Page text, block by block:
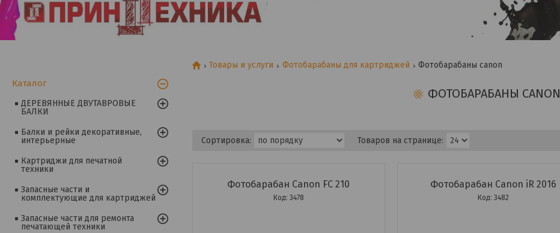
Товары и услуги Фотобарабаны для картриджей Фотобарабаны canon
ФОТОБАРАБАНЫ CANON
Фотобарабан Canon FC 210
3478
Фотобарабан Canon iR 2016
3482
Каталог
ДЕРЕВЯННЫЕ ДВУТАВРОВЫЕ
БАЛКИ
Балки и рейки декоративные,
интерьерные
Картриджи для печатной
техники
Запасные части и
комплектующие для картриджей
Запасные части для ремонта
печатающей техники